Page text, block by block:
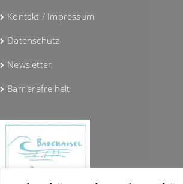
Kontakt / Impressum
Datenschutz
Newsletter
Barrierefreiheit